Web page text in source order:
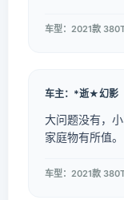
车型：2021款
车主：*逝★幻影
大问题没有，
家庭物有所值。
车型：2021款